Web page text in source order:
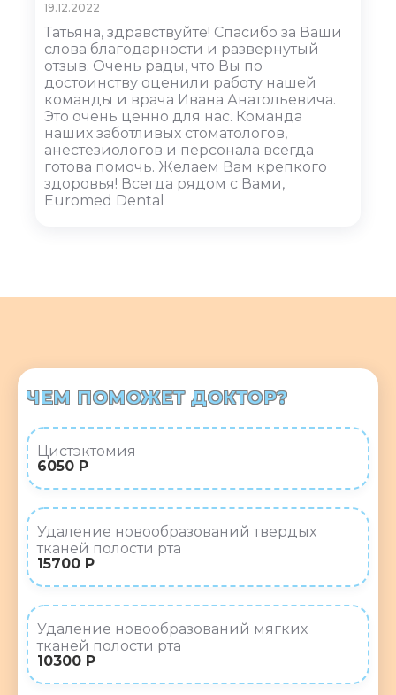
19.12.2022
Татьяна, здравствуйте! Спасибо за Ваши
слова благодарности и развернутый
отзыв. Очень рады, что Вы по
достоинству оценили работу нашей
команды и врача Ивана Анатольевича.
Это очень ценно для нас. Команда
наших заботливых стоматологов,
анестезиологов и персонала всегда
готова помочь. Желаем Вам крепкого
здоровья! Всегда рядом с Вами,
Euromed Dental
ЧЕМ ПОМОЖЕТ ДОКТОР?
Цистэктомия
6050 Р
Удаление новообразований твердых
тканей полости рта
15700 Р
Удаление новообразований мягких
тканей полости рта
10300 Р